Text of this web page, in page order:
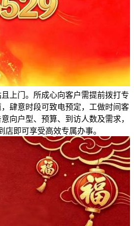
上门。所成心向客户需提前拨打专
肆意时段可致电预定，工做时间客
向户型、预算、到访人数及需求，
即可享受高效专属办事。